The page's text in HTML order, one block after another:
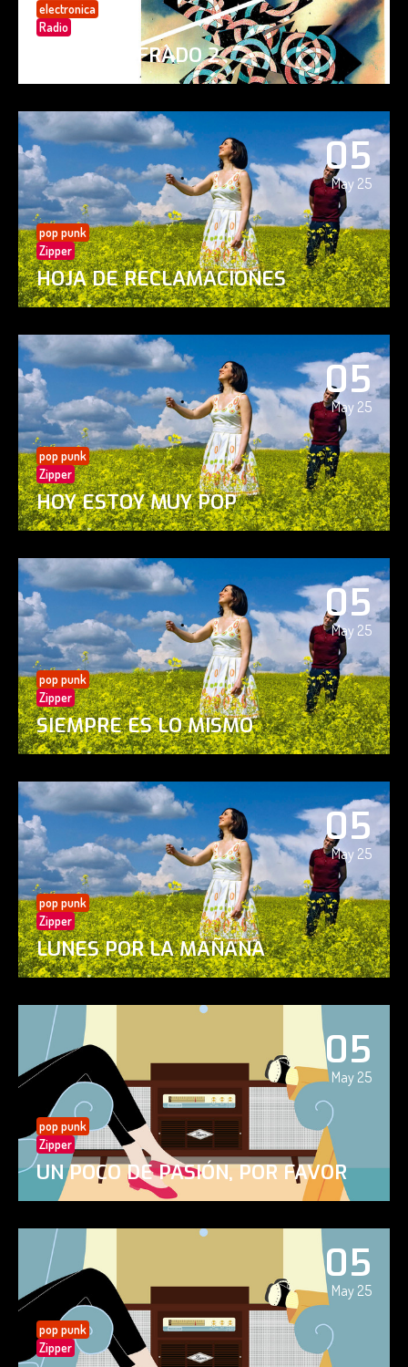
electronica
Radio
PAISAJE CIFRADO 2
05
May 25
pop punk
Zipper
HOJA DE RECLAMACIONES
05
May 25
pop punk
Zipper
HOY ESTOY MUY POP
05
May 25
pop punk
Zipper
SIEMPRE ES LO MISMO
05
May 25
pop punk
Zipper
LUNES POR LA MAÑANA
05
May 25
pop punk
Zipper
UN POCO DE PASIÓN, POR FAVOR
05
May 25
pop punk
Zipper